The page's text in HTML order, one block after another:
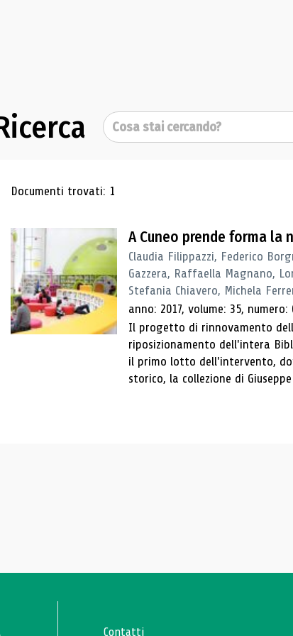
Cerca
Risultati di ricerca
Documenti trovati: 1
A Cuneo prende forma la
Claudia Filippazzi, Federico
Gazzera, Raffaella Magnano,
Stefania Chiavero, Michela
anno: 2017, volume: 35, numero:
Il progetto di rinnovamento
riposizionamento dell'intera
il primo lotto dell'intervento,
storico, la collezione di
Contatti